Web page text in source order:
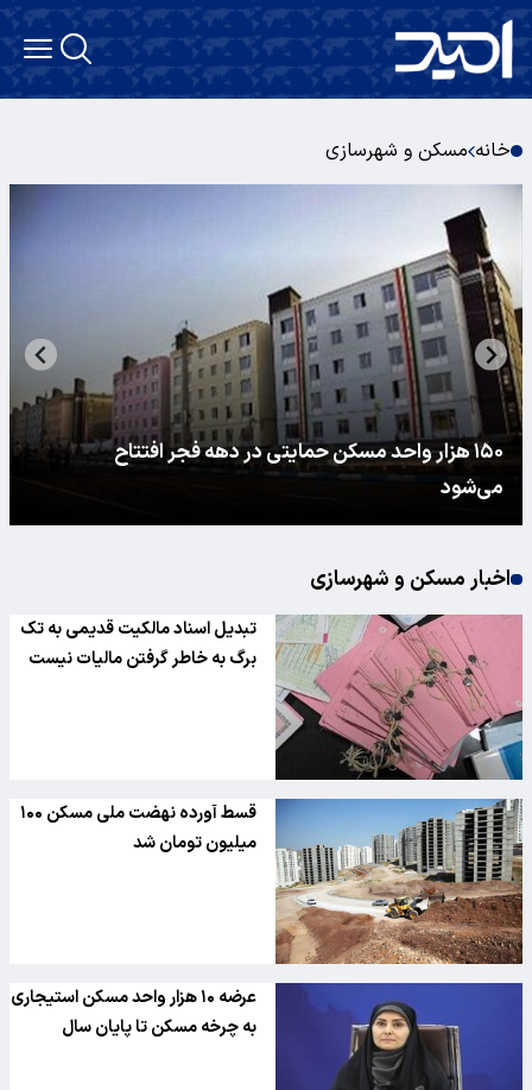
خانه مسکن و شهرسازی
۱۵۰ هزار واحد مسکن حمایتی در دهه فجر افتتاح
می‌شود
اخبار مسکن و شهرسازی
تبدیل اسناد مالکیت قدیمی به تک
برگ به خاطر گرفتن مالیات نیست
قسط آورده نهضت ملی مسکن ۱۰۰
میلیون تومان شد
عرضه ۱۰ هزار واحد مسکن استیجاری
به چرخه مسکن تا پایان سال